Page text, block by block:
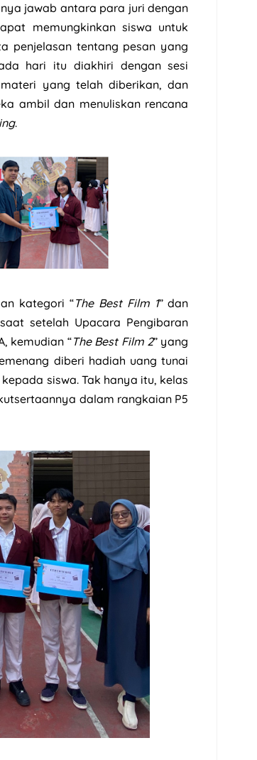
jawab antara para juri dengan
memungkinkan siswa untuk
penjelasan tentang pesan yang
hari itu diakhiri dengan sesi
yang telah diberikan, dan
ambil dan menuliskan rencana
.
kategori “The Best Film 1” dan
setelah Upacara Pengibaran
kemudian “The Best Film 2” yang
diberi hadiah uang tunai
siswa. Tak hanya itu, kelas
dalam rangkaian P5